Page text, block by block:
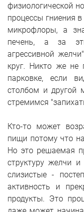
физиологической
процессы гниения
микрофлоры, а
печень, а за
агрессивной
круг. Никто же не
парковке, если
столбом и другой
стремимся
Кто-то может
пищи потому что
Но это решаемая
структуру желчи
слизистые -
активность и
продукты. Это